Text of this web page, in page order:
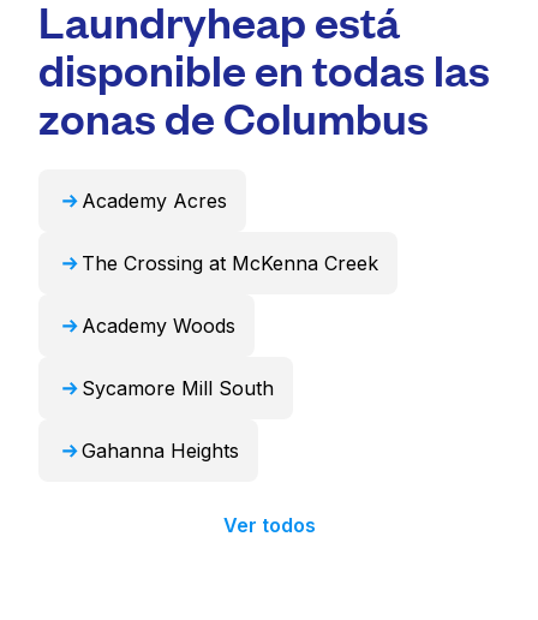
Para muchos residentes, es una opción más
conveniente y que ahorra tiempo.
máquinas de gran capacidad adecuadas para
artículos voluminosos como edredones,
mantas y cortinas. Como alternativa,
Laundryheap puede encargarse de estos
artículos de forma profesional y devolverlos
Laundryheap está
disponible en todas las
zonas de Columbus
Academy Acres
The Crossing at McKenna Creek
Academy Woods
Sycamore Mill South
Gahanna Heights
Ver todos